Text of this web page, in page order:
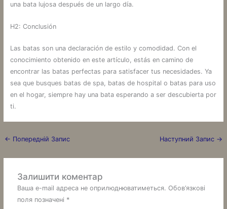
una bata lujosa después de un largo día.
H2: Conclusión
Las batas son una declaración de estilo y comodidad. Con el
conocimiento obtenido en este artículo, estás en camino de
encontrar las batas perfectas para satisfacer tus necesidades. Ya
sea que busques batas de spa, batas de hospital o batas para uso
en el hogar, siempre hay una bata esperando a ser descubierta por
ti.
← Попередній Запис Наступний Запис →
Залишити коментар
Ваша e-mail адреса не оприлюднюватиметься. Обов’язкові
поля позначені *